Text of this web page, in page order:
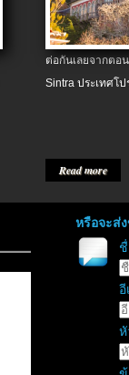
ต่อกันเลยจากต
Sintra ประเทศโป
Read more
หรือจะส่
อี
หั